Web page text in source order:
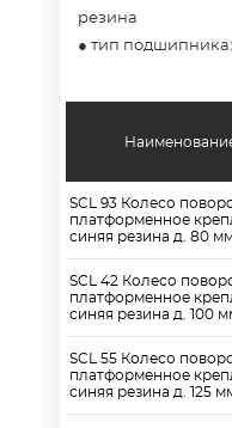
резина
● тип
SCL 93 Колесо
платформенное
синяя резина д. 80
SCL 42 Колесо
платформенное
синяя резина д. 100
SCL 55 Колесо
платформенное
синяя резина д. 125